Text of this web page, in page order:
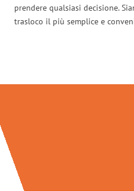
prendere qualsiasi decisione.
trasloco il più semplice e